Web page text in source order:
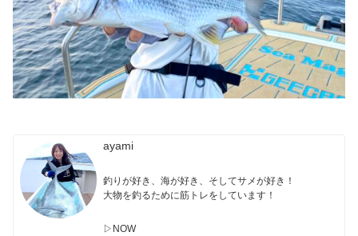
ayami
釣りが好き、海が好き、そしてサメが好き！
大物を釣るために筋トレをしています！
▷NOW